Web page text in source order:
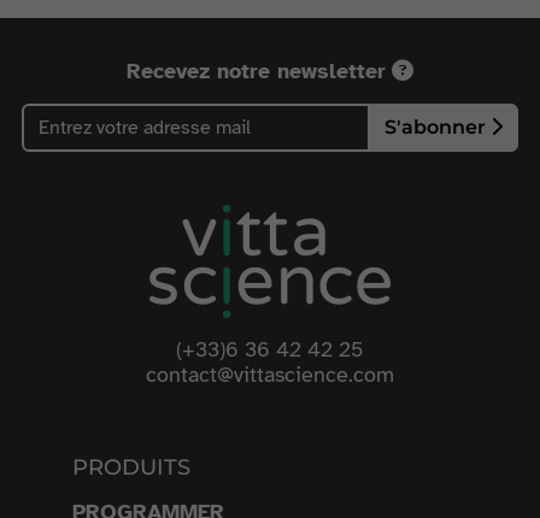
Recevez notre newsletter
S'abonner
(+33)6 36 42 42 25
contact@vittascience.com
PRODUITS
PROGRAMMER